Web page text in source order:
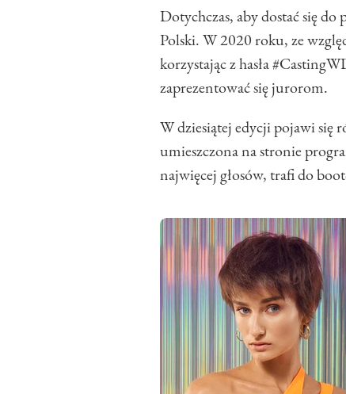
Dotychczas, aby dostać się
Polski. W 2020 roku, ze
korzystając z hasła
zaprezentować się jurorom.
W dziesiątej edycji pojawi się
umieszczona na stronie
najwięcej głosów, trafi do